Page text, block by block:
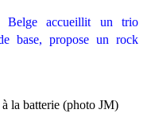
Belge accueillit un trio
base, propose un rock
la batterie (photo JM)